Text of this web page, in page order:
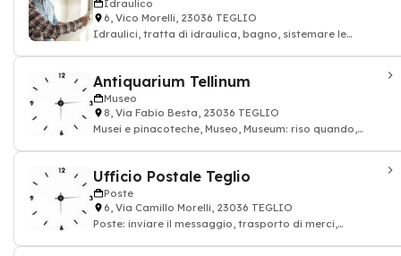
Idraulico
6, Vico Morelli, 23036 TEGLIO
Idraulici, tratta di idraulica, bagno, sistemare le
Antiquarium Tellinum
Museo
8, Via Fabio Besta, 23036 TEGLIO
Musei e pinacoteche, Museo, Museum: riso quando,
Ufficio Postale Teglio
Poste
6, Via Camillo Morelli, 23036 TEGLIO
Poste: inviare il messaggio, trasporto di merci,